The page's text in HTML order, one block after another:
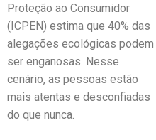
Proteção ao Consumidor
(ICPEN) estima que 40% das
alegações ecológicas podem
ser enganosas. Nesse
cenário, as pessoas estão
mais atentas e desconfiadas
do que nunca.